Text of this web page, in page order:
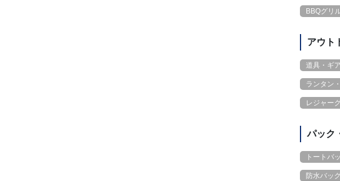
BBQグリ
アウト
道具・ギア
ランタン
レジャー
パック
トートバ
防水バッ